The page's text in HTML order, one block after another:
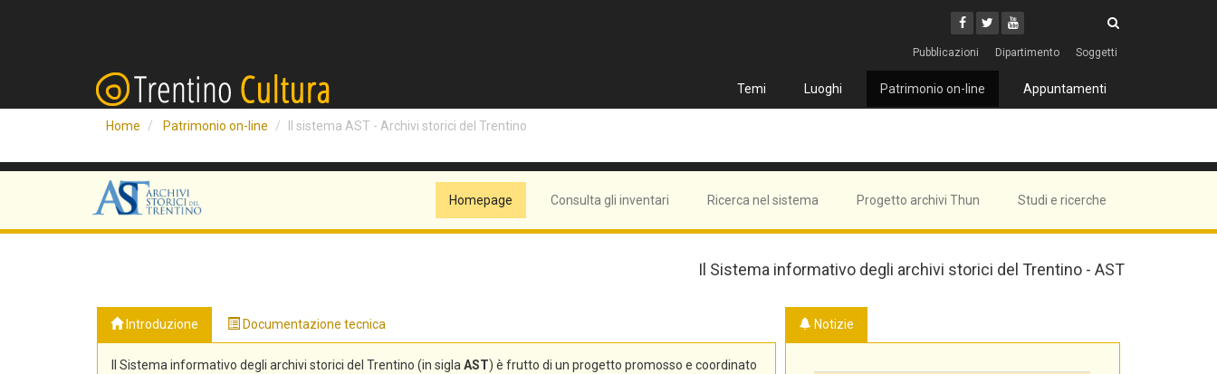
Facebook
Twitter
Youtube
Pubblicazioni Dipartimento Soggetti
Temi Luoghi Patrimonio on-line Appuntamenti
Home Patrimonio on-line Il sistema AST - Archivi storici del Trentino
Homepage Consulta gli inventari Ricerca nel sistema Progetto archivi Thun Studi e ricerche
Il Sistema informativo degli archivi storici del Trentino - AST
Introduzione Documentazione tecnica
Il Sistema informativo degli archivi storici del Trentino (in sigla AST) è frutto di un progetto promosso e coordinato
Notizie